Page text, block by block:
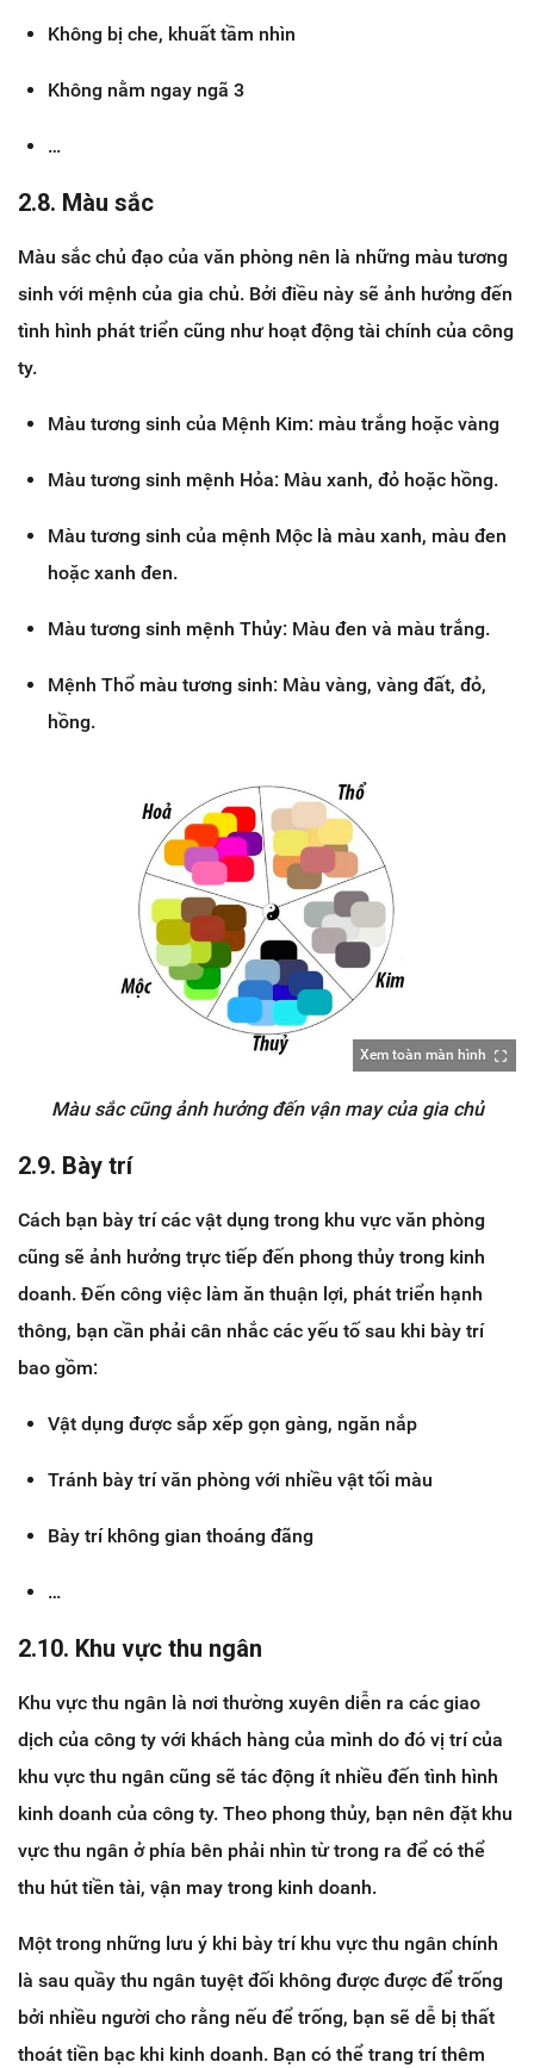
Không bị che, khuất tầm nhìn
Không nằm ngay ngã 3
…
2.8. Màu sắc
Màu sắc chủ đạo của văn phòng nên là những màu tương
sinh với mệnh của gia chủ. Bởi điều này sẽ ảnh hưởng đến
tình hình phát triển cũng như hoạt động tài chính của công
ty.
Màu tương sinh của Mệnh Kim: màu trắng hoặc vàng
Màu tương sinh mệnh Hỏa: Màu xanh, đỏ hoặc hồng.
Màu tương sinh của mệnh Mộc là màu xanh, màu đen
hoặc xanh đen.
Màu tương sinh mệnh Thủy: Màu đen và màu trắng.
Mệnh Thổ màu tương sinh: Màu vàng, vàng đất, đỏ,
hồng.
Xem toàn màn hình
Màu sắc cũng ảnh hưởng đến vận may của gia chủ
2.9. Bày trí
Cách bạn bày trí các vật dụng trong khu vực văn phòng
cũng sẽ ảnh hưởng trực tiếp đến phong thủy trong kinh
doanh. Đến công việc làm ăn thuận lợi, phát triển hạnh
thông, bạn cần phải cân nhắc các yếu tố sau khi bày trí
bao gồm:
Vật dụng được sắp xếp gọn gàng, ngăn nắp
Tránh bày trí văn phòng với nhiều vật tối màu
Bày trí không gian thoáng đãng
…
2.10. Khu vực thu ngân
Khu vực thu ngân là nơi thường xuyên diễn ra các giao
dịch của công ty với khách hàng của mình do đó vị trí của
khu vực thu ngân cũng sẽ tác động ít nhiều đến tình hình
kinh doanh của công ty. Theo phong thủy, bạn nên đặt khu
vực thu ngân ở phía bên phải nhìn từ trong ra để có thể
thu hút tiền tài, vận may trong kinh doanh.
Một trong những lưu ý khi bày trí khu vực thu ngân chính
là sau quầy thu ngân tuyệt đối không được được để trống
bởi nhiều người cho rằng nếu để trống, bạn sẽ dễ bị thất
thoát tiền bạc khi kinh doanh. Bạn có thể trang trí thêm